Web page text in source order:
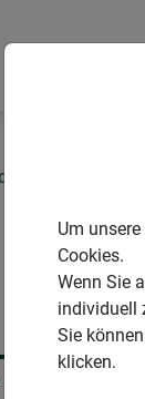
Gewächshäuser
Um
Cookies.
Wenn Sie
individuell
Sie
klicken.